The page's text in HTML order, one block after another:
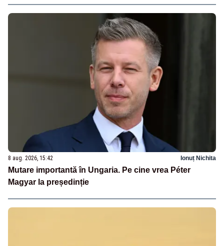
8 aug. 2026, 15:42 Ionuț Nichita
Mutare importantă în Ungaria. Pe cine vrea Péter
Magyar la președinție